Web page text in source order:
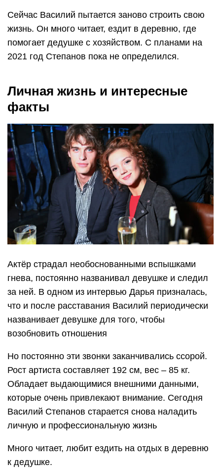
Сейчас Василий пытается заново строить свою
жизнь. Он много читает, ездит в деревню, где
помогает дедушке с хозяйством. С планами на
2021 год Степанов пока не определился.
Личная жизнь и интересные
факты
Актёр страдал необоснованными вспышками
гнева, постоянно названивал девушке и следил
за ней. В одном из интервью Дарья призналась,
что и после расставания Василий периодически
названивает девушке для того, чтобы
возобновить отношения
Но постоянно эти звонки заканчивались ссорой.
Рост артиста составляет 192 см, вес – 85 кг.
Обладает выдающимися внешними данными,
которые очень привлекают внимание. Сегодня
Василий Степанов старается снова наладить
личную и профессиональную жизнь
Много читает, любит ездить на отдых в деревню
к дедушке.